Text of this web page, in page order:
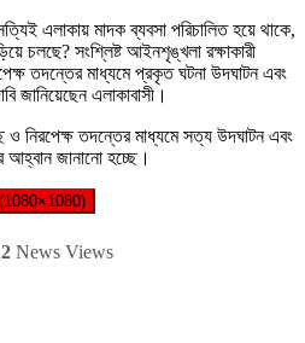
এলাকায় মাদক ব্যবসা পরিচালিত হয়ে থাকে,
চলছে? সংশ্লিষ্ট আইনশৃঙ্খলা রক্ষাকারী
তদন্তের মাধ্যমে প্রকৃত ঘটনা উদঘাটন এবং
জানিয়েছেন এলাকাবাসী।
নিরপেক্ষ তদন্তের মাধ্যমে সত্য উদঘাটন এবং
জানানো হচ্ছে।
News Views